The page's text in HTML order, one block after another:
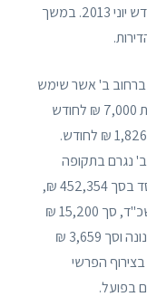
עשה זאת אלא רק לאחר כשנתיים וחצי, בחודש יוני 2013. במשך
ברחוב ב' אשר שימש
כמשרד. ניתן היה להשכיר את המשרד תמורת 7,000 ₪ לחודש
ולא כפי שהעריך השמאי תמורת 1,660 ₪ – 1,826 ₪ לחודש.
נגרם בתקופה
שמחודש יולי 2012 עד ליום 28.1.2014 הפסד בסך 452,354 ₪,
על פי הפירוט הבא: סך 261,560 ₪ הפסד שכ"ד, סך 15,200 ₪
תשלום ועד בית, סך 171,935 ₪ תשלומי ארנונה וסך 3,659 ₪
הפרשי
בפועל.